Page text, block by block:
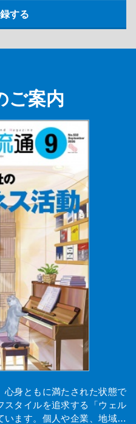
ご案内
心身ともに満たされた状態で
スタイルを追求する「ウェル
います。個人や企業、地域…